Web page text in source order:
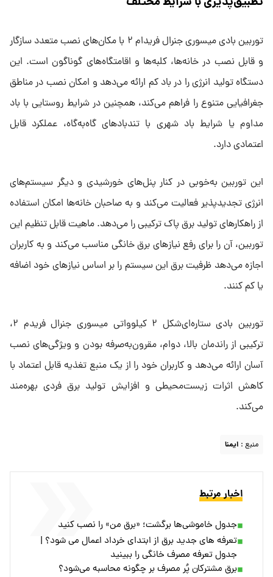
توربین بادی میسوری جنرال فریدام ۲ با مکان‌های نصب متعدد سازگار
و قابل نصب در خانه‌ها، کلبه‌ها و اقامتگاه‌های گوناگون است. این
دستگاه تولید انرژی را در باد کم ارائه می‌دهد و امکان نصب در مناطق
جغرافیایی متنوع را فراهم می‌کند، همچنین در شرایط روستایی با باد
مداوم یا شرایط باد شهری با تندبادهای گاه‌به‌گاه، عملکرد قابل
اعتمادی دارد.
این توربین به‌خوبی در کنار پنل‌های خورشیدی و دیگر سیستم‌های
انرژی تجدیدپذیر فعالیت می‌کند و به صاحبان خانه‌ها امکان استفاده
از راهکارهای تولید برق پاک ترکیبی را می‌دهد. ماهیت قابل تنظیم این
توربین، آن را برای رفع نیازهای برق خانگی مناسب می‌کند و به کاربران
اجازه می‌دهد ظرفیت برق این سیستم را بر اساس نیازهای خود اضافه
یا کم کنند.
توربین بادی ستاره‌ای‌شکل ۲ کیلوواتی میسوری جنرال فریدم ۲،
ترکیبی از راندمان بالا، دوام، مقرون‌به‌صرفه بودن و ویژگی‌های نصب
آسان ارائه می‌دهد و کاربران خود را از یک منبع تغذیه قابل اعتماد با
کاهش اثرات زیست‌محیطی و افزایش تولید برق فردی بهره‌مند
می‌کند.
منبع : ایمنا
اخبار مرتبط
جدول خاموشی‌ها برگشت؛ «برق من» را نصب کنید
تعرفه های جدید برق از ابتدای خرداد اعمال می شود؟ |
جدول تعرفه مصرف خانگی را ببینید
برق مشترکان پُر مصرف بر چگونه محاسبه می‌شود؟